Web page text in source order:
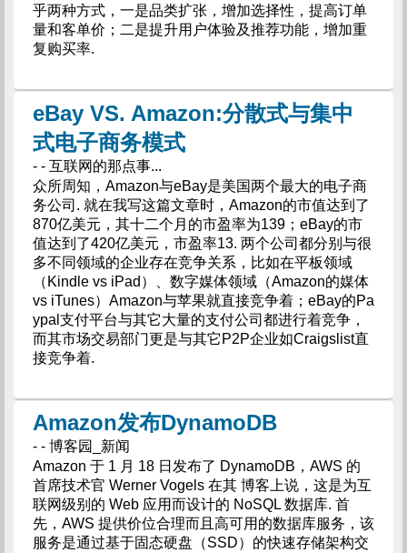
乎两种方式，一是品类扩张，增加选择性，提高订单
量和客单价；二是提升用户体验及推荐功能，增加重
复购买率.
eBay VS. Amazon:分散式与集中
式电子商务模式
- - 互联网的那点事...
众所周知，Amazon与eBay是美国两个最大的电子商
务公司. 就在我写这篇文章时，Amazon的市值达到了
870亿美元，其十二个月的市盈率为139；eBay的市
值达到了420亿美元，市盈率13. 两个公司都分别与很
多不同领域的企业存在竞争关系，比如在平板领域
（Kindle vs iPad）、数字媒体领域（Amazon的媒体
vs iTunes）Amazon与苹果就直接竞争着；eBay的Pa
ypal支付平台与其它大量的支付公司都进行着竞争，
而其市场交易部门更是与其它P2P企业如Craigslist直
接竞争着.
Amazon发布DynamoDB
- - 博客园_新闻
Amazon 于 1 月 18 日发布了 DynamoDB，AWS 的
首席技术官 Werner Vogels 在其 博客上说，这是为互
联网级别的 Web 应用而设计的 NoSQL 数据库. 首
先，AWS 提供价位合理而且高可用的数据库服务，该
服务是通过基于固态硬盘（SSD）的快速存储架构交